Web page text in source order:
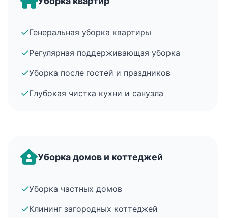
✓Генеральная уборка квартиры
✓Регулярная поддерживающая уборка
✓Уборка после гостей и праздников
✓Глубокая чистка кухни и санузла
Уборка домов и коттеджей
✓Уборка частных домов
✓Клининг загородных коттеджей